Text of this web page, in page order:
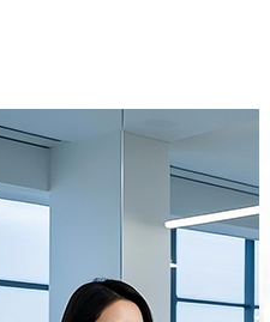
靠性、耐高低温著称，满足
外知名企业的信赖与合作。我
型、技术支持到售后服务的
司倡导“诚信、感
员工保持本心、感恩客户、不
与个人价值的共同实现。我们
的努力与贡献，也离不开社会